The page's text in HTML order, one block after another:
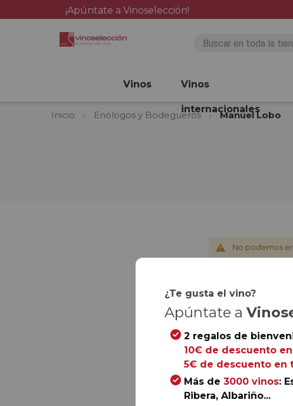
¡Apúntate a Vinoselección!
Vinos Vinos
internacionales
Inicio Enólogos y Bodegueros Manuel Lobo
No podemos
¿Te gusta el vino?
Apúntate a
2 regalos de
10€ de descuento
5€ de descuento en
Más de 3000 vinos:
Ribera, Albariño...